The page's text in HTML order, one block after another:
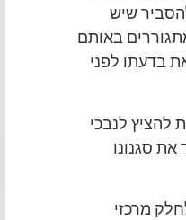
שיש
באותם
בדעתו לפני
להציץ לנבכי
סגנונו
מרכזי